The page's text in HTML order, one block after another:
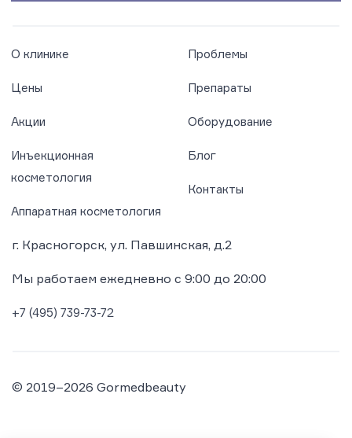
О клинике
Цены
Акции
Проблемы
Препараты
Оборудование
Инъекционная
косметология
Аппаратная косметология
Блог
Контакты
г. Красногорск, ул. Павшинская, д.2
Мы работаем ежедневно с 9:00 до 20:00
+7 (495) 739-73-72
© 2019–2026 Gormedbeauty
подаваемого материала. Подробнее